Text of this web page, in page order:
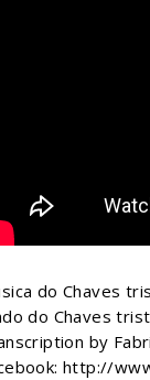
do Chaves
do Chaves
by
http://